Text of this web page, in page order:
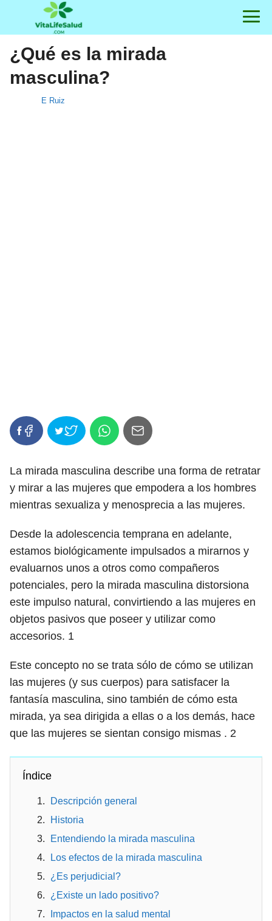
¿Qué es la mirada
masculina?
E Ruiz
La mirada masculina describe una forma de retratar
y mirar a las mujeres que empodera a los hombres
mientras sexualiza y menosprecia a las mujeres.
Desde la adolescencia temprana en adelante,
estamos biológicamente impulsados ​​a mirarnos y
evaluarnos unos a otros como compañeros
potenciales, pero la mirada masculina distorsiona
este impulso natural, convirtiendo a las mujeres en
objetos pasivos que poseer y utilizar como
accesorios. 1
Este concepto no se trata sólo de cómo se utilizan
las mujeres (y sus cuerpos) para satisfacer la
fantasía masculina, sino también de cómo esta
mirada, ya sea dirigida a ellas o a los demás, hace
que las mujeres se sientan consigo mismas . 2
Índice
Descripción general
Historia
Entendiendo la mirada masculina
Los efectos de la mirada masculina
¿Es perjudicial?
¿Existe un lado positivo?
Impactos en la salud mental